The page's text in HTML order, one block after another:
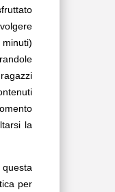
la
per